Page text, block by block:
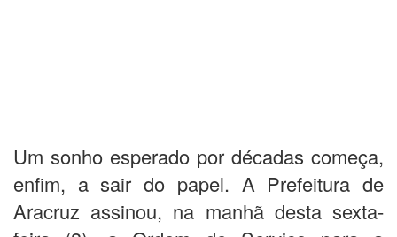
Um sonho esperado por décadas começa,
enfim, a sair do papel. A Prefeitura de
Aracruz assinou, na manhã desta sexta-